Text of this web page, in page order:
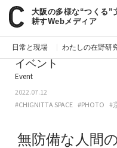
大阪の多様な“つくる”
耕すWebメディア
日常と現場 わたしの在野研
paperC 今週のイベント
イベント
Event
2022.07.12
#CHIGNITTA SPACE #PHOTO #
無防備な人間